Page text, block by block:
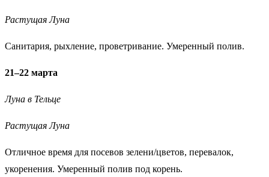
Растущая Луна
Санитария, рыхление, проветривание. Умеренный полив.
21–22 марта
Луна в Тельце
Растущая Луна
Отличное время для посевов зелени/цветов, перевалок,
укоренения. Умеренный полив под корень.